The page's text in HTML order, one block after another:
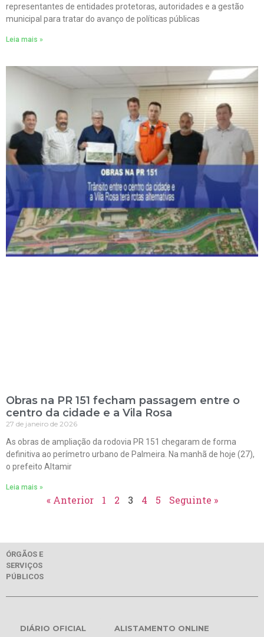
representantes de entidades protetoras, autoridades e a gestão
municipal para tratar do avanço de políticas públicas
Leia mais »
Obras na PR 151 fecham passagem entre o
centro da cidade e a Vila Rosa
27 de janeiro de 2026
As obras de ampliação da rodovia PR 151 chegaram de forma
definitiva ao perímetro urbano de Palmeira. Na manhã de hoje (27),
o prefeito Altamir
Leia mais »
« Anterior 1 2 3 4 5 Seguinte »
ÓRGÃOS E
SERVIÇOS
PÚBLICOS
DIÁRIO OFICIAL ALISTAMENTO ONLINE